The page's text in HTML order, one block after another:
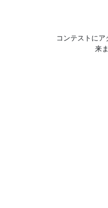
コンテストに
来